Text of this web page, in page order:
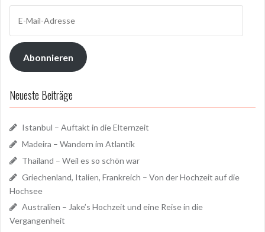
Mail-
Adresse
Abonnieren
Neueste Beiträge
Istanbul – Auftakt in die Elternzeit
Madeira – Wandern im Atlantik
Thailand – Weil es so schön war
Griechenland, Italien, Frankreich – Von der Hochzeit auf die
Hochsee
Australien – Jake’s Hochzeit und eine Reise in die
Vergangenheit